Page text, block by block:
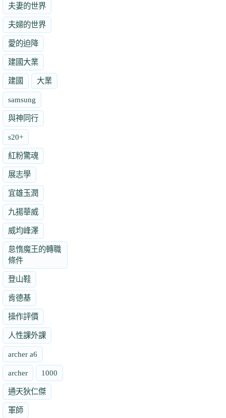
夫妻的世界
夫婦的世界
愛的迫降
建國大業
建國 大業
samsung
與神同行
s20+
紅粉驚魂
展志學
宜雄玉潤
九揚華威
威均峰澤
怠惰魔王的轉職
條件
登山鞋
肯德基
操作評價
人性課外課
archer a6
archer 1000
通天狄仁傑
軍師